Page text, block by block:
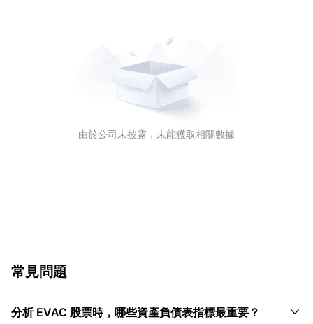
由於公司未披露，未能獲取相關數據
常見問題
分析 EVAC 股票時，哪些資產負債表指標最重要？ 